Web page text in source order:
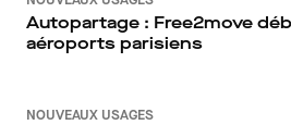
Autopartage : Free2move
aéroports parisiens
NOUVEAUX USAGES